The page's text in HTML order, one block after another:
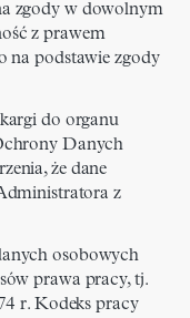
zgody w dowolnym
z prawem
na podstawie zgody
do organu
Danych
że dane
z
osobowych
prawa pracy, tj.
r. Kodeks pracy